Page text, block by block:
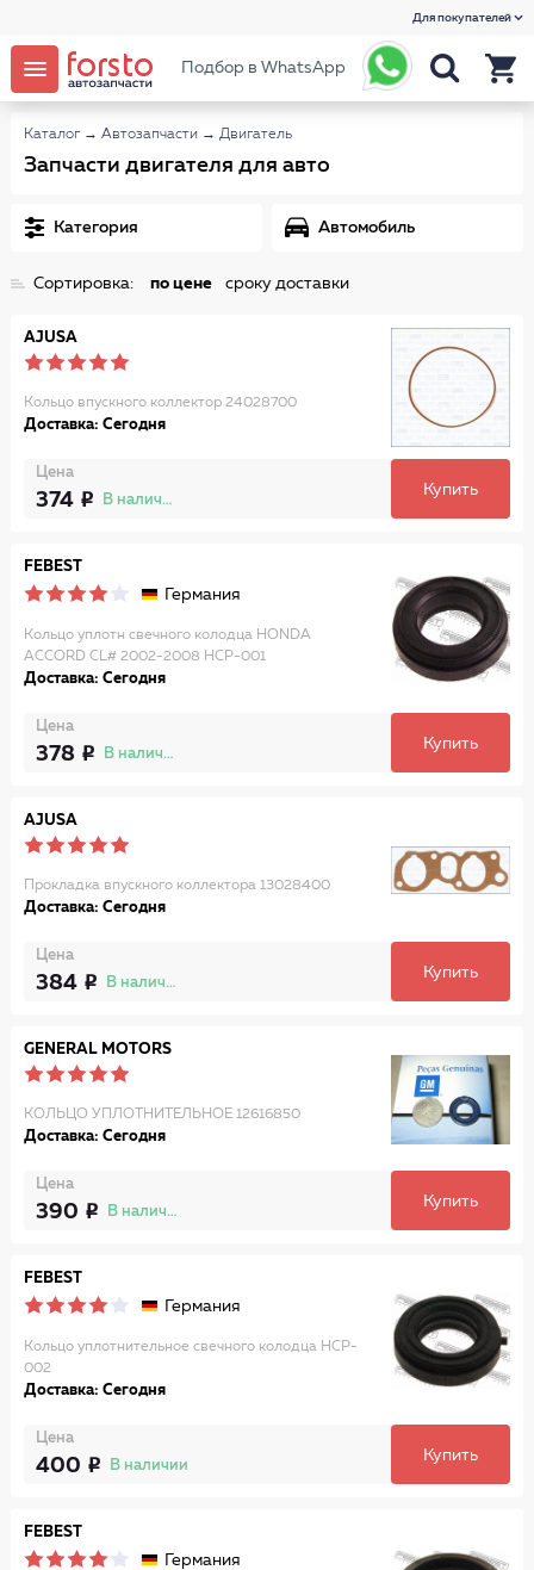
Для покупателей
Подбор в WhatsApp
Каталог → Автозапчасти → Двигатель
Запчасти двигателя для авто
Категория Автомобиль
Сортировка: по цене сроку доставки
AJUSA
Кольцо впускного коллектор 24028700
Доставка: Сегодня
Цена
374 В наличии
Купить
FEBEST
Германия
Кольцо уплотн свечного колодца HONDA
ACCORD CL# 2002-2008 HCP-001
Доставка: Сегодня
Цена
378 В наличии
Купить
AJUSA
Прокладка впускного коллектора 13028400
Доставка: Сегодня
Цена
384 В наличии
Купить
GENERAL MOTORS
КОЛЬЦО УПЛОТНИТЕЛЬНОЕ 12616850
Доставка: Сегодня
Цена
390 В наличии
Купить
FEBEST
Германия
Кольцо уплотнительное свечного колодца HCP-
002
Доставка: Сегодня
Цена
400 В наличии
Купить
FEBEST
Германия